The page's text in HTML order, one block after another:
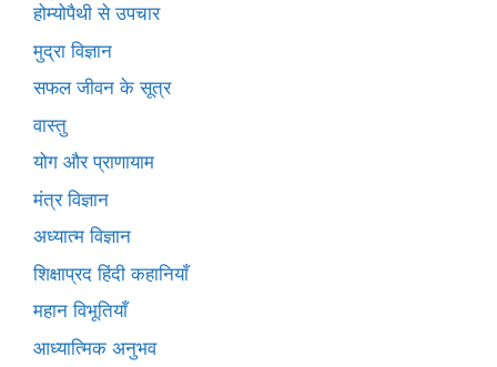
होम्योपैथी से उपचार
मुद्रा विज्ञान
सफल जीवन के सूत्र
वास्तु
योग और प्राणायाम
मंत्र विज्ञान
अध्यात्म विज्ञान
शिक्षाप्रद हिंदी कहानियाँ
महान विभूतियाँ
आध्यात्मिक अनुभव